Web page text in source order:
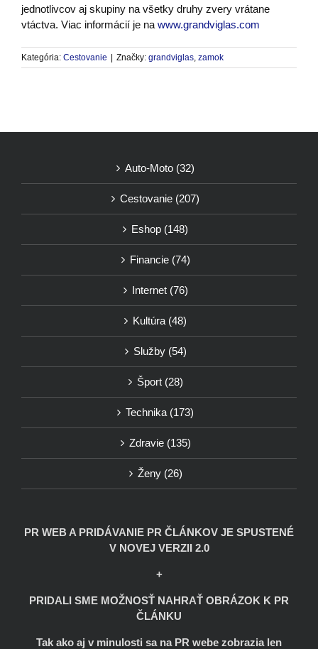
jednotlivcov aj skupiny na všetky druhy zvery vrátane
vtáctva. Viac informácií je na www.grandviglas.com
Kategória: Cestovanie Značky: grandviglas, zamok
Auto-Moto (32)
Cestovanie (207)
Eshop (148)
Financie (74)
Internet (76)
Kultúra (48)
Služby (54)
Šport (28)
Technika (173)
Zdravie (135)
Ženy (26)
PR WEB A PRIDÁVANIE PR ČLÁNKOV JE SPUSTENÉ
V NOVEJ VERZII 2.0
+
PRIDALI SME MOŽNOSŤ NAHRAŤ OBRÁZOK K PR
ČLÁNKU
Tak ako aj v minulosti sa na PR webe zobrazia len